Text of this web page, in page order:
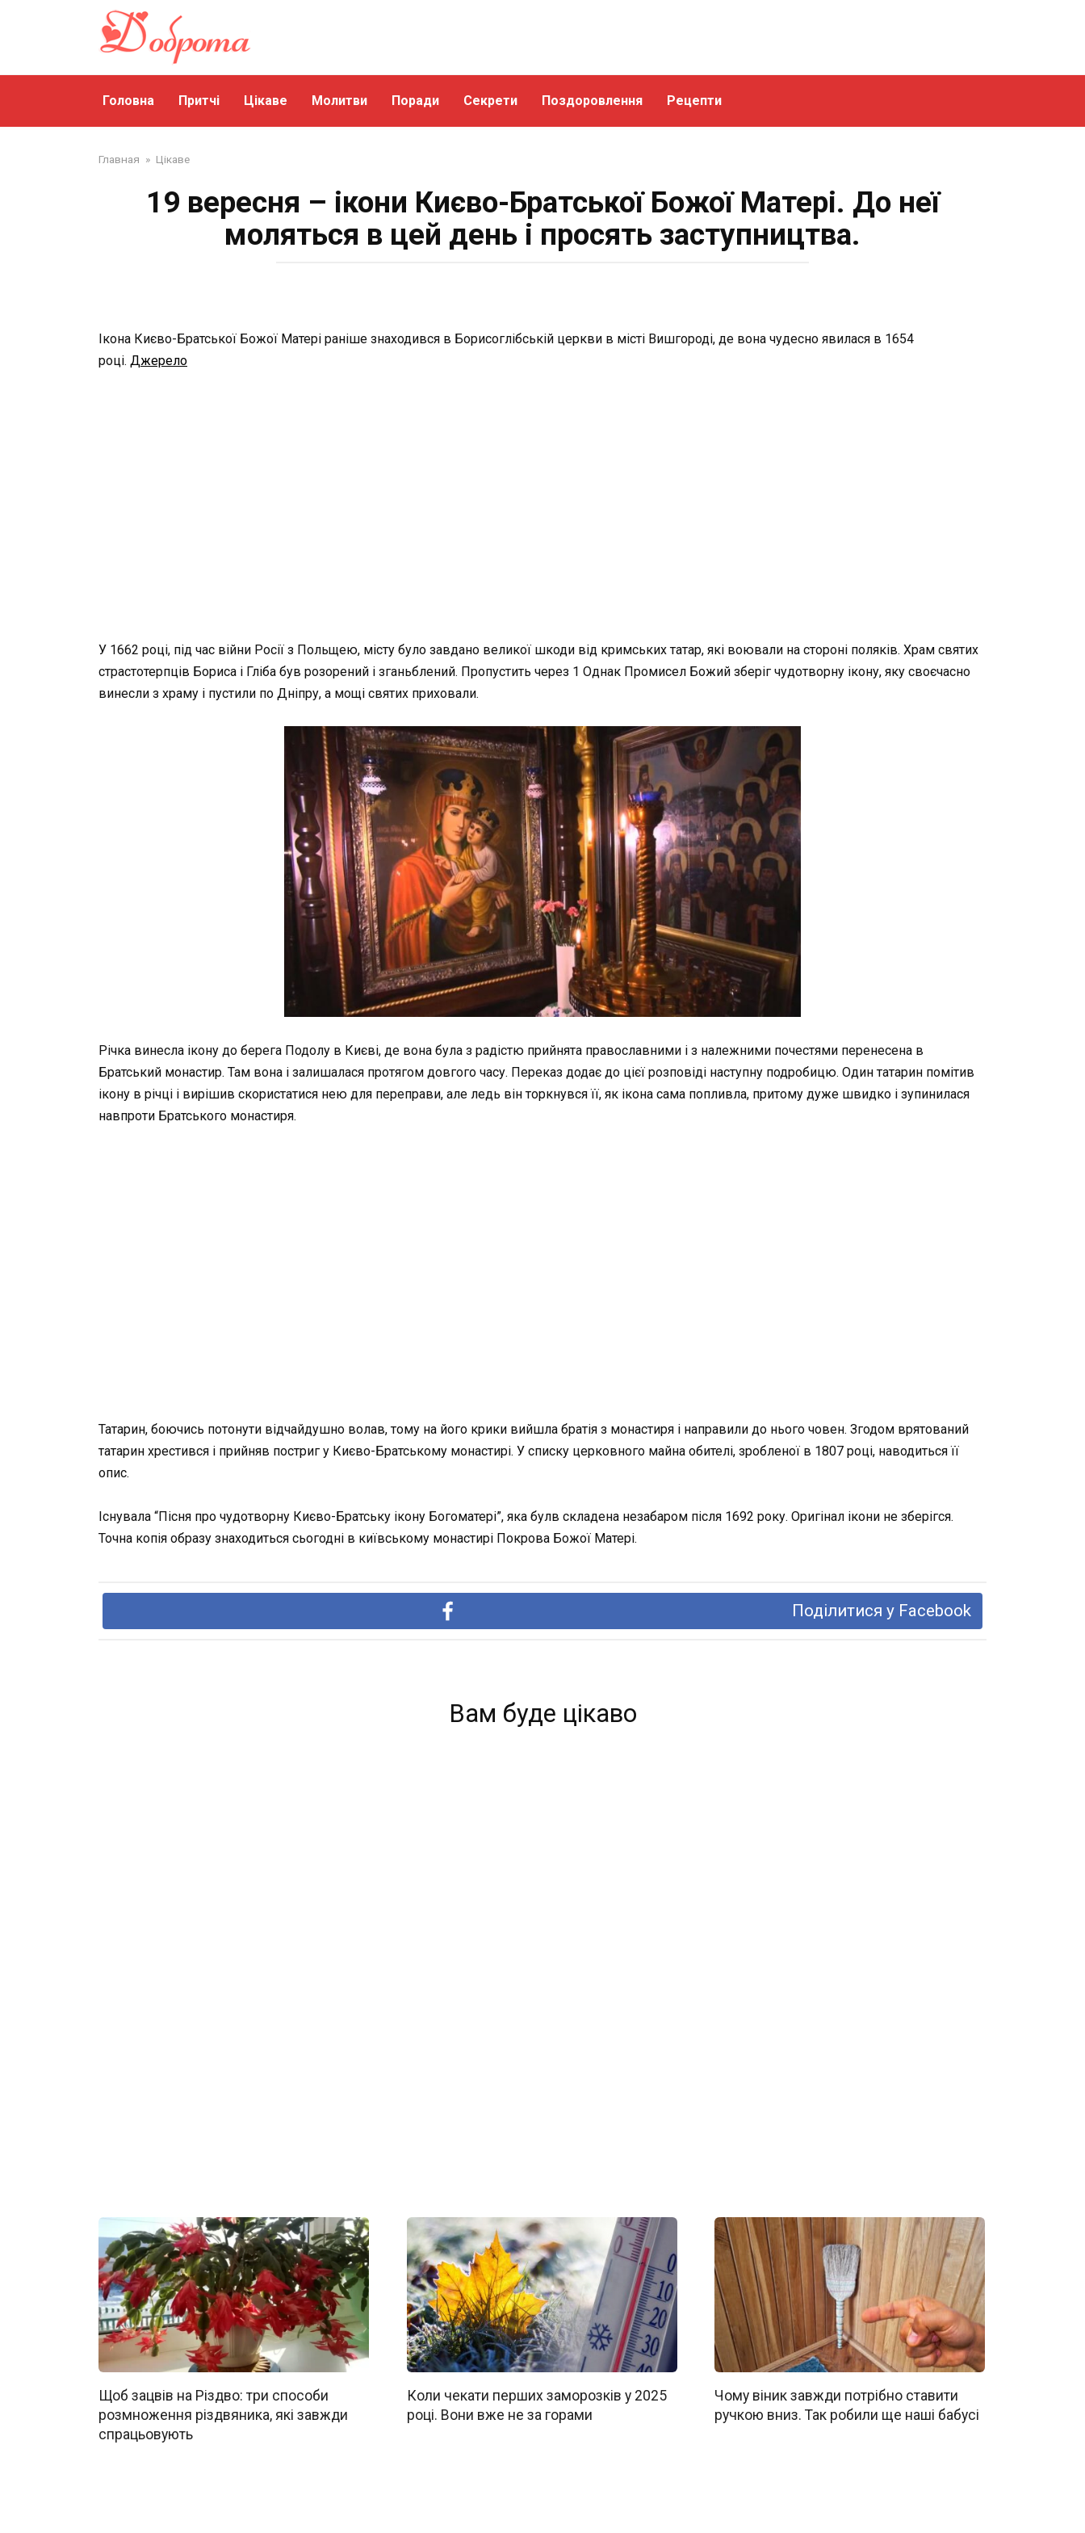
Головна Притчі Цікаве Молитви Поради Секрети Поздоровлення Рецепти
Главная » Цікаве
19 вересня – ікони Києво-Братської Божої Матері. До неї
моляться в цей день і просять заступництва.
Ікона Києво-Братської Божої Матері раніше знаходився в Борисоглібській церкви в місті Вишгороді, де вона чудесно явилася в 1654
році. Джерело
У 1662 році, під час війни Росії з Польщею, місту було завдано великої шкоди від кримських татар, які воювали на стороні поляків. Храм святих
страстотерпців Бориса і Гліба був розорений і зганьблений. Пропустить через 1 Однак Промисел Божий зберіг чудотворну ікону, яку своєчасно
винесли з храму і пустили по Дніпру, а мощі святих приховали.
Річка винесла ікону до берега Подолу в Києві, де вона була з радістю прийнята православними і з належними почестями перенесена в
Братський монастир. Там вона і залишалася протягом довгого часу. Переказ додає до цієї розповіді наступну подробицю. Один татарин помітив
ікону в річці і вирішив скористатися нею для переправи, але ледь він торкнувся її, як ікона сама попливла, притому дуже швидко і зупинилася
навпроти Братського монастиря.
Татарин, боючись потонути відчайдушно волав, тому на його крики вийшла братія з монастиря і направили до нього човен. Згодом врятований
татарин хрестився і прийняв постриг у Києво-Братському монастирі. У списку церковного майна обителі, зробленої в 1807 році, наводиться її
опис.
Існувала “Пісня про чудотворну Києво-Братську ікону Богоматері”, яка булв складена незабаром після 1692 року. Оригінал ікони не зберігся.
Точна копія образу знаходиться сьогодні в київському монастирі Покрова Божої Матері.
Поділитися у Facebook
Вам буде цікаво
Щоб зацвів на Різдво: три способи
розмноження різдвяника, які завжди
спрацьовують
Коли чекати перших заморозків у 2025
році. Вони вже не за горами
Чому віник завжди потрібно ставити
ручкою вниз. Так робили ще наші бабусі